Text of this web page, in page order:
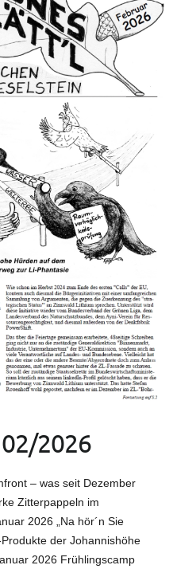
2026
– was seit Dezember
Zitterpappeln im
2026 „Na hör´n Sie
der Johannishöhe
2026 Frühlingscamp